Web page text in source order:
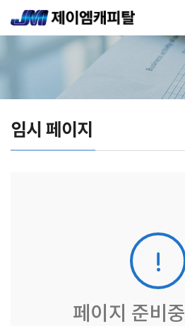
임시 페이지
페이지 준비중